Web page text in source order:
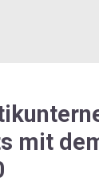
mit